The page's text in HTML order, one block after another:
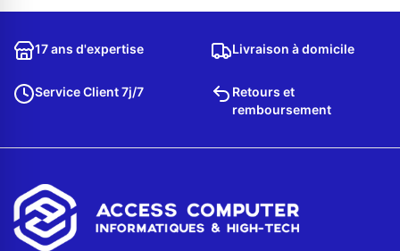
06 37 08 07 06
Contactez-nous
Envoyer un message
17 ans d'expertise Livraison à domicile
Service Client 7j/7
Retours et
remboursement